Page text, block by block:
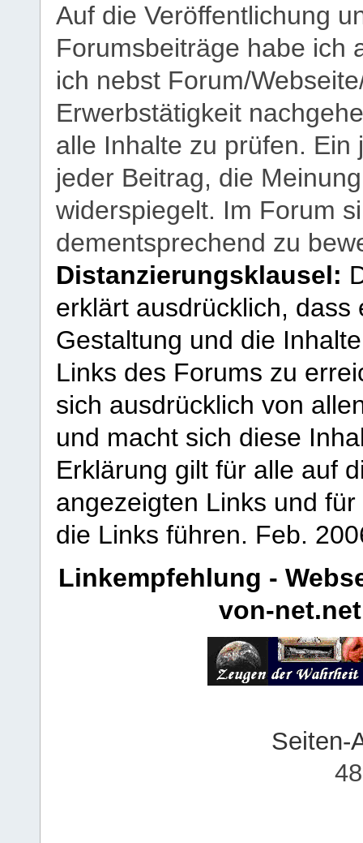
Auf die Veröffentlichung
Forumsbeiträge habe ich
ich nebst Forum/
Erwerbstätigkeit
alle Inhalte zu prüfen.
jeder Beitrag, die
widerspiegelt. Im Forum
dementsprechend zu
Distanzierungsklausel:
erklärt ausdrücklich,
Gestaltung und die
Links des Forums zu
sich ausdrücklich von
und macht sich diese
Erklärung gilt für alle auf
angezeigten Links und
die Links führen. Feb.
Linkempfehlung -
von-net.net
Seiten-